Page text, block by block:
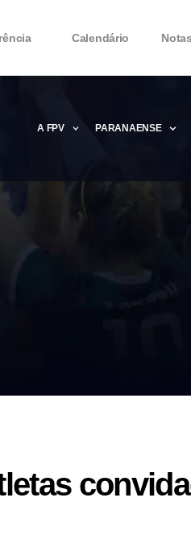
Calendário
A FPV
Microsoft Office
PARANAENSE